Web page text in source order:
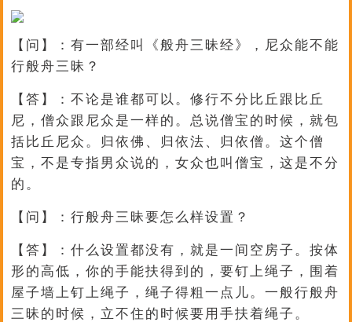
【问】：有一部经叫《般舟三昧经》，尼众能不能
行般舟三昧？
【答】：不论是谁都可以。修行不分比丘跟比丘
尼，僧众跟尼众是一样的。总说僧宝的时候，就包
括比丘尼众。归依佛、归依法、归依僧。这个僧
宝，不是专指男众说的，女众也叫僧宝，这是不分
的。
【问】：行般舟三昧要怎么样设置？
【答】：什么设置都没有，就是一间空房子。按体
形的高低，你的手能扶得到的，要钉上绳子，围着
屋子墙上钉上绳子，绳子得粗一点儿。一般行般舟
三昧的时候，立不住的时候要用手扶着绳子。